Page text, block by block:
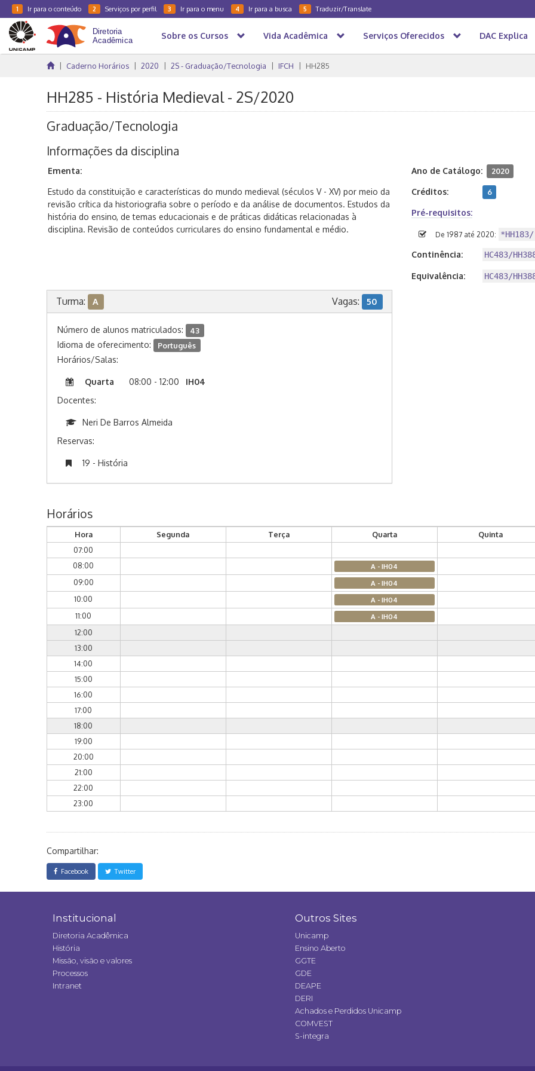
1 Ir para o conteúdo 2 Serviços por perfil 3 Ir para o menu 4 Ir para a busca 5 Traduzir/Translate
Sobre os Cursos Vida Acadêmica Serviços Oferecidos DAC Explica
Caderno Horários 2020 2S - Graduação/Tecnologia IFCH HH285
HH285 - História Medieval - 2S/2020
Graduação/Tecnologia
Informações da disciplina
Ementa:
Estudo da constituição e características do mundo medieval (séculos V - XV) por meio da
revisão crítica da historiografia sobre o período e da análise de documentos. Estudos da
história do ensino, de temas educacionais e de práticas didáticas relacionadas à
disciplina. Revisão de conteúdos curriculares do ensino fundamental e médio.
Ano de Catálogo: 2020
Créditos: 6
Pré-requisitos:
De 1987 até 2020:
Continência: HC483/
Equivalência: HC483/
Turma: A Vagas: 50
Número de alunos matriculados: 43
Idioma de oferecimento: Português
Horários/Salas:
Quarta 08:00 - 12:00
IH04
Docentes:
Neri De Barros Almeida
Reservas:
19 - História
Horários
Hora Segunda Terça Quarta Quinta
07:00
08:00
A - IH04
09:00 A - IH04
10:00 A - IH04
11:00 A - IH04
12:00
13:00
14:00
15:00
16:00
17:00
18:00
19:00
20:00
21:00
22:00
23:00
Compartilhar:
Facebook Twitter
Institucional
Diretoria Acadêmica
História
Missão, visão e valores
Processos
Intranet
Outros Sites
Unicamp
Ensino Aberto
GGTE
GDE
DEAPE
DERI
Achados e Perdidos Unicamp
COMVEST
S-integra